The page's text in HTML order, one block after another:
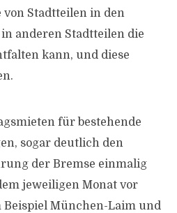
von Stadtteilen in den
anderen Stadtteilen die
kann, und diese
für bestehende
sogar deutlich den
der Bremse einmalig
jeweiligen Monat vor
München-Laim und